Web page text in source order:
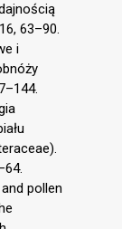
63–90.
i
pollen